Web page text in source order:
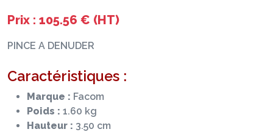
Prix : 105.56 € (HT)
PINCE A DENUDER
Caractéristiques :
Marque : Facom
Poids : 1.60 kg
Hauteur : 3.50 cm